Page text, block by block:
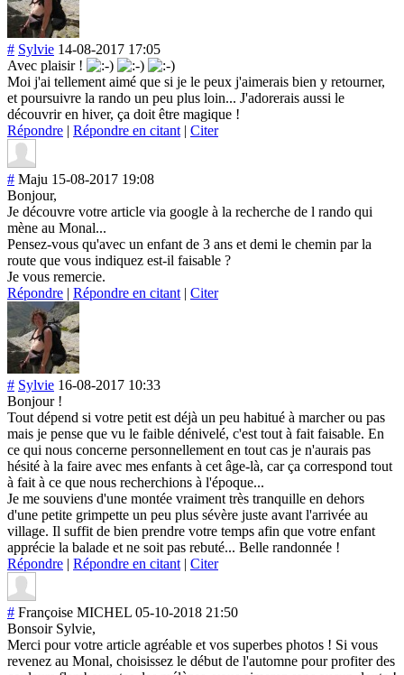
# Sylvie 14-08-2017 17:05
Avec plaisir !
Moi j'ai tellement aimé que si je le peux j'aimerais bien y retourner,
et poursuivre la rando un peu plus loin... J'adorerais aussi le
découvrir en hiver, ça doit être magique !
Répondre | Répondre en citant | Citer
# Maju 15-08-2017 19:08
Bonjour,
Je découvre votre article via google à la recherche de l rando qui
mène au Monal...
Pensez-vous qu'avec un enfant de 3 ans et demi le chemin par la
route que vous indiquez est-il faisable ?
Je vous remercie.
Répondre | Répondre en citant | Citer
# Sylvie 16-08-2017 10:33
Bonjour !
Tout dépend si votre petit est déjà un peu habitué à marcher ou pas
mais je pense que vu le faible dénivelé, c'est tout à fait faisable. En
ce qui nous concerne personnellement en tout cas je n'aurais pas
hésité à la faire avec mes enfants à cet âge-là, car ça correspond tout
à fait à ce que nous recherchions à l'époque...
Je me souviens d'une montée vraiment très tranquille en dehors
d'une petite grimpette un peu plus sévère juste avant l'arrivée au
village. Il suffit de bien prendre votre temps afin que votre enfant
apprécie la balade et ne soit pas rebuté... Belle randonnée !
Répondre | Répondre en citant | Citer
# Françoise MICHEL 05-10-2018 21:50
Bonsoir Sylvie,
Merci pour votre article agréable et vos superbes photos ! Si vous
revenez au Monal, choisissez le début de l'automne pour profiter des